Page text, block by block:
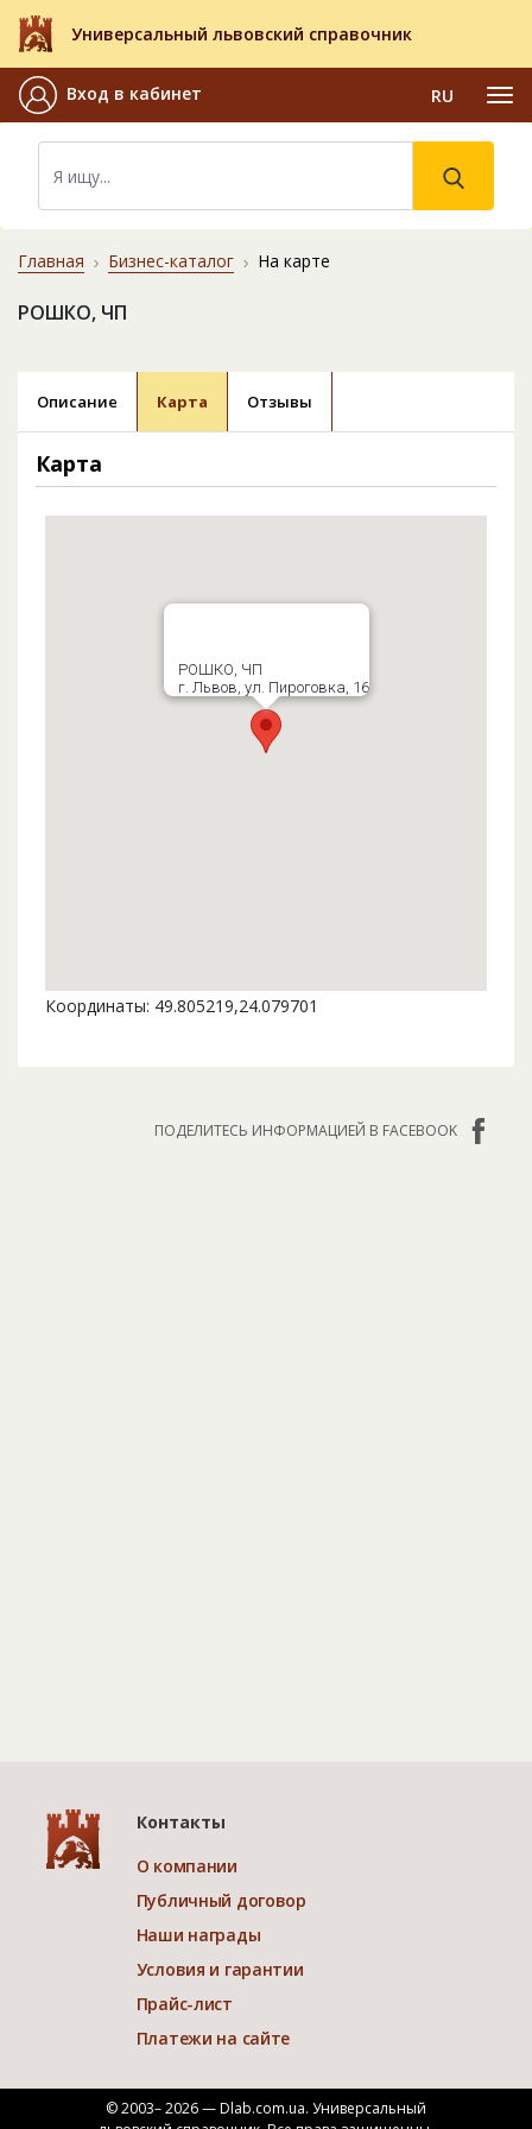
Универсальный львовский справочник
Вход в кабинет RU
Главная Бизнес-каталог На карте
РОШКО, ЧП
Описание Карта Отзывы
Карта
РОШКО, ЧП
г. Львов, ул. Пироговка, 16
Координаты: 49.805219,24.079701
ПОДЕЛИТЕСЬ ИНФОРМАЦИЕЙ В FACEBOOK
Контакты
О компании
Публичный договор
Наши награды
Условия и гарантии
Прайс-лист
Платежи на сайте
© 2003– 2026 — Dlab.com.ua. Универсальный